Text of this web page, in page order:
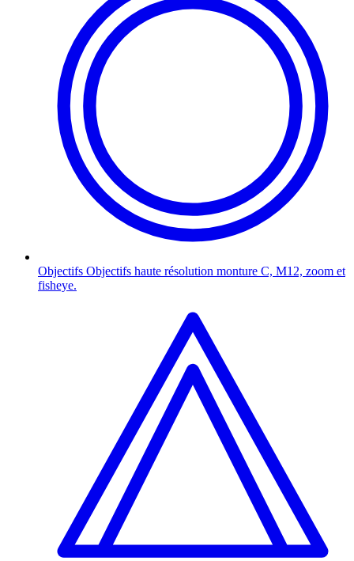
Objectifs Objectifs haute résolution monture C, M12, zoom et
fisheye.